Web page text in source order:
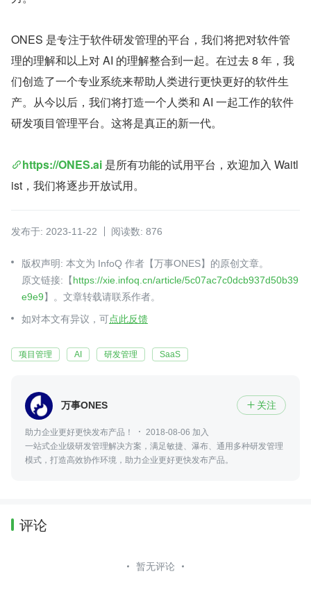
ONES 是专注于软件研发管理的平台，我们将把对软件管
理的理解和以上对 AI 的理解整合到一起。在过去 8 年，我
们创造了一个专业系统来帮助人类进行更快更好的软件生
产。从今以后，我们将打造一个人类和 AI 一起工作的软件
研发项目管理平台。这将是真正的新一代。
https://ONES.ai 是所有功能的试用平台，欢迎加入 Waitl
ist，我们将逐步开放试用。
发布于: 2023-11-22 阅读数: 876
版权声明: 本文为 InfoQ 作者【万事ONES】的原创文章。
原文链接:【https://xie.infoq.cn/article/5c07ac7c0dcb937d50b39
e9e9】。文章转载请联系作者。
如对本文有异议，可点此反馈
项目管理 AI 研发管理 SaaS
万事ONES  关注
助力企业更好更快发布产品！
2018-08-06 加入
一站式企业级研发管理解决方案，满足敏捷、瀑布、通用多种研发管理
模式，打造高效协作环境，助力企业更好更快发布产品。
评论
暂无评论